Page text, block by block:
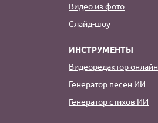
Видео из фото
Слайд-шоу
ИНСТРУМЕНТЫ
Видеоредактор онлайн
Генератор песен ИИ
Генератор стихов ИИ